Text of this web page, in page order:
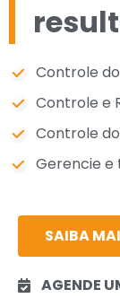
Controle
Controle e
Controle
Gerencie e
SAIBA
AGENDE